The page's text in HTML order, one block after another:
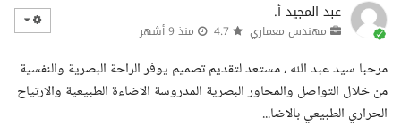
عبد المجيد أ.
مهندس معماري منذ 9 أشهر
مرحبا سيد عبد الله ، مستعد لتقديم تصميم يوفر الراحة البصرية والنفسية
من خلال التواصل والمحاور البصرية المدروسة الاضاءة الطبيعية والارتياح
الحراري الطبيعي بالاضا...